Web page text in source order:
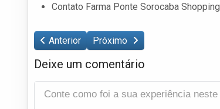
Contato Farma Ponte Sorocaba Shopping
Anterior Próximo
Deixe um comentário